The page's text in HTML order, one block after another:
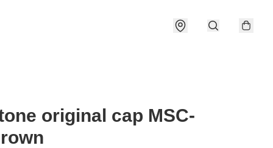
original cap MSC-